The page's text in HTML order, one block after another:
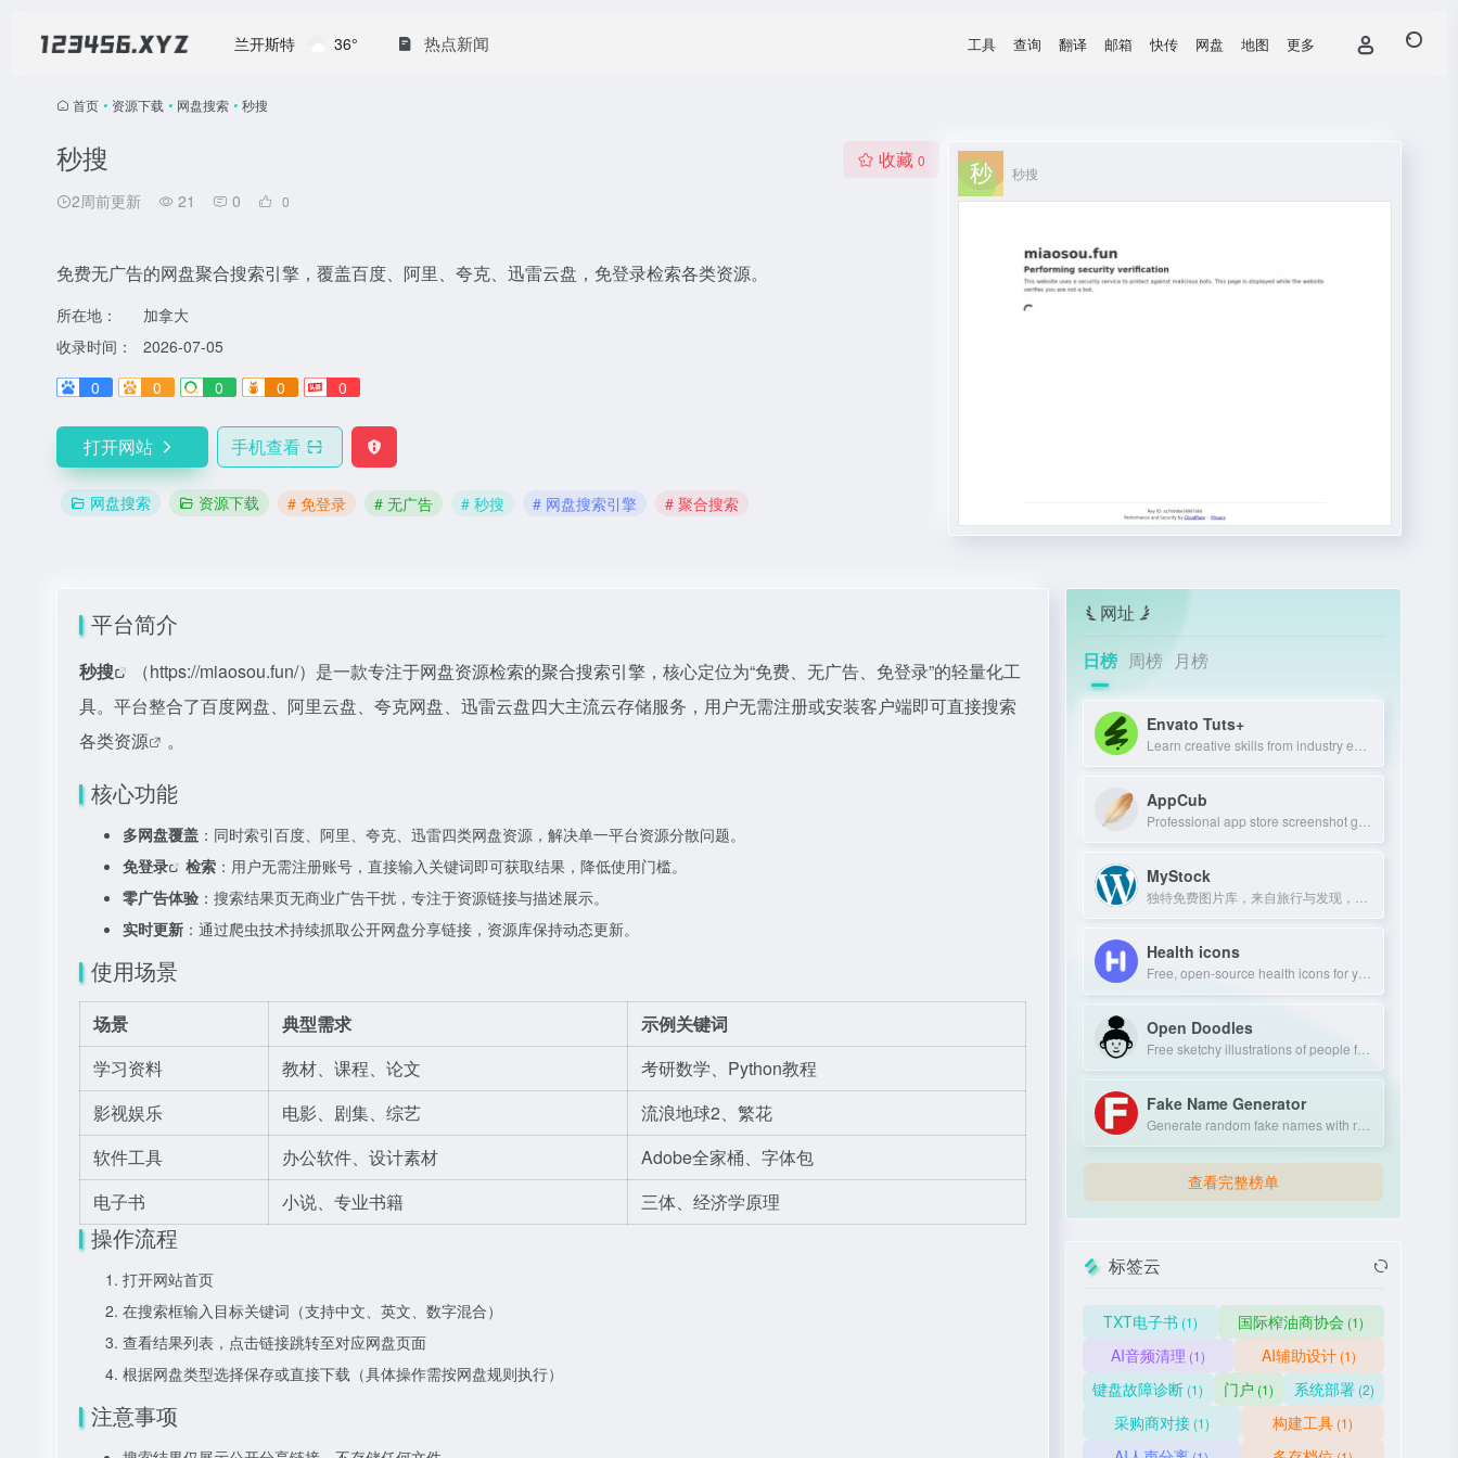
兰开斯特 36° 热点新闻 工具 查询 翻译 邮箱 快传 网盘 地图 更多
首页 • 资源下载 • 网盘搜索 • 秒搜
秒搜
2周前更新 21 0 0
收藏 0
免费无广告的网盘聚合搜索引擎，覆盖百度、阿里、夸克、迅雷云盘，免登录检索各类资源。
所在地：
加拿大
收录时间：
2026-07-05
0
0 0 0 0
打开网站 手机查看
网盘搜索 资源下载 # 免登录 # 无广告 # 秒搜 # 网盘搜索引擎 # 聚合搜索
秒搜
平台简介
秒搜 （https://miaosou.fun/）是一款专注于网盘资源检索的聚合搜索引擎，核心定位为“免费、无广告、免登录”的轻量化工
具。平台整合了百度网盘、阿里云盘、夸克网盘、迅雷云盘四大主流云存储服务，用户无需注册或安装客户端即可直接搜索
各类资源
。
核心功能
多网盘覆盖 ：同时索引百度、阿里、夸克、迅雷四类网盘资源，解决单一平台资源分散问题。
免登录
检索 ：用户无需注册账号，直接输入关键词即可获取结果，降低使用门槛。
零广告体验 ：搜索结果页无商业广告干扰，专注于资源链接与描述展示。
实时更新 ：通过爬虫技术持续抓取公开网盘分享链接，资源库保持动态更新。
使用场景
场景 典型需求
示例关键词
学习资料
教材、课程、论文
考研数学、Python教程
影视娱乐
电影、剧集、综艺
流浪地球2、繁花
软件工具
办公软件、设计素材
Adobe全家桶、字体包
电子书
小说、专业书籍 三体、经济学原理
操作流程
打开网站首页
在搜索框输入目标关键词（支持中文、英文、数字混合）
查看结果列表，点击链接跳转至对应网盘页面
根据网盘类型选择保存或直接下载（具体操作需按网盘规则执行）
注意事项
网址
日榜 周榜 月榜
Envato Tuts+
AppCub
MyStock
Health icons
Open Doodles
Fake Name Generator
查看完整榜单
标签云
TXT电子书 (1) 国际榨油商协会 (1)
AI音频清理 (1) AI辅助设计 (1)
键盘故障诊断 (1) 门户 (1) 系统部署(2)
采购商对接 (1) 构建工具 (1)